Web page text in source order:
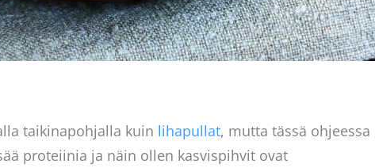
taikinapohjalla kuin lihapullat, mutta tässä ohjeessa
proteiinia ja näin ollen kasvispihvit ovat